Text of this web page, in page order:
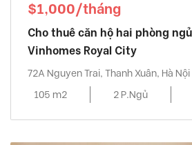
$1,000/tháng
Cho thuê căn hộ hai phòng
Vinhomes Royal City
72A Nguyen Trai, Thanh Xuân, Hà Nội
105 m2
2 P.Ngủ